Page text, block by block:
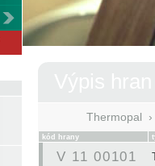
Thermopal
kód hrany
V 11 00101